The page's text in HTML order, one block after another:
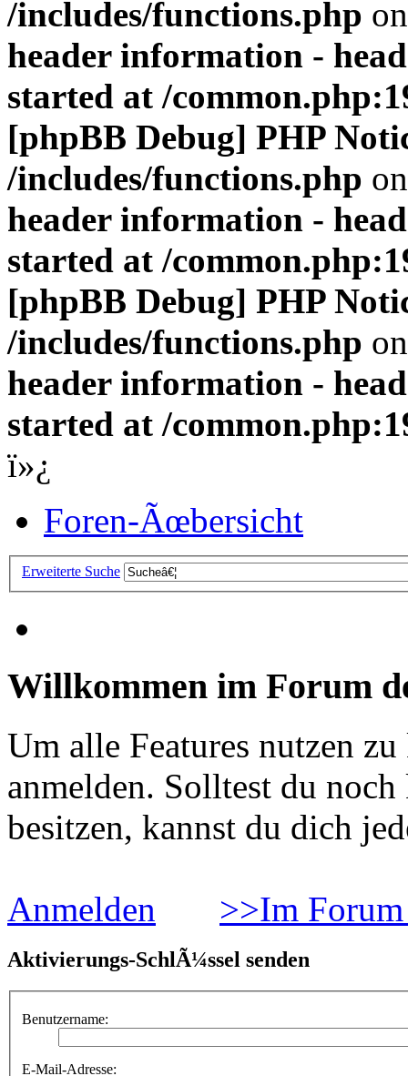
/includes/functions.php
header information -
started at /
[phpBB Debug] PHP
/includes/functions.php
header information -
started at /
[phpBB Debug] PHP
/includes/functions.php
header information -
started at /
ï»¿
Foren-Ãœbersicht
Erweiterte Suche
Willkommen im Forum
Um alle Features nutzen
anmelden. Solltest du
besitzen, kannst du dich
Anmelden >>Im
Aktivierungs-SchlÃ¼ssel senden
Benutzername:
E-Mail-Adresse: